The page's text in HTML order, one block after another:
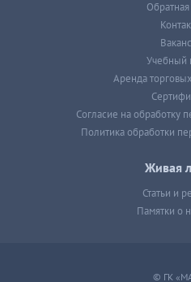
Обратная
Учебный
Аренда
Согласие на обработку
Политика обработки
Живая
Статьи и
Памятки о
© ГК